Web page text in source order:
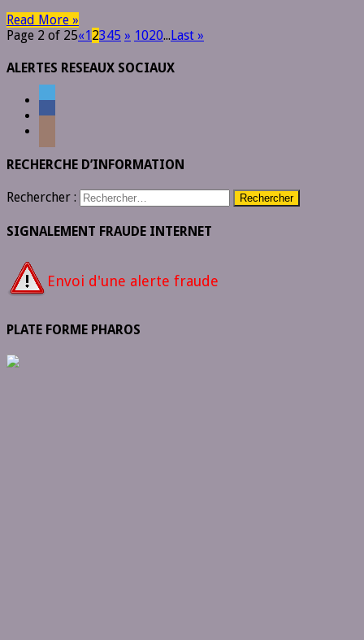
Read More »
Page 2 of 25«1 2345 » 1020...Last »
ALERTES RESEAUX SOCIAUX
RECHERCHE D’INFORMATION
Rechercher :
SIGNALEMENT FRAUDE INTERNET
Envoi d'une alerte fraude
PLATE FORME PHAROS